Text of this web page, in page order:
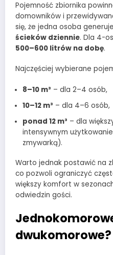
Pojemność zbiornika
domowników i
się, że jedna osoba
ścieków dziennie. Dla 4-
500–600 litrów na dobę.
Najczęściej wybierane
8–10 m³ – dla 2–4 osób,
10–12 m³ – dla 4–6 osób,
ponad 12 m³ – dla
intensywnym
zmywarką).
Warto jednak postawić na
co pozwoli ograniczyć
większy komfort w
odwiedzin gości.
dwukomorowe?